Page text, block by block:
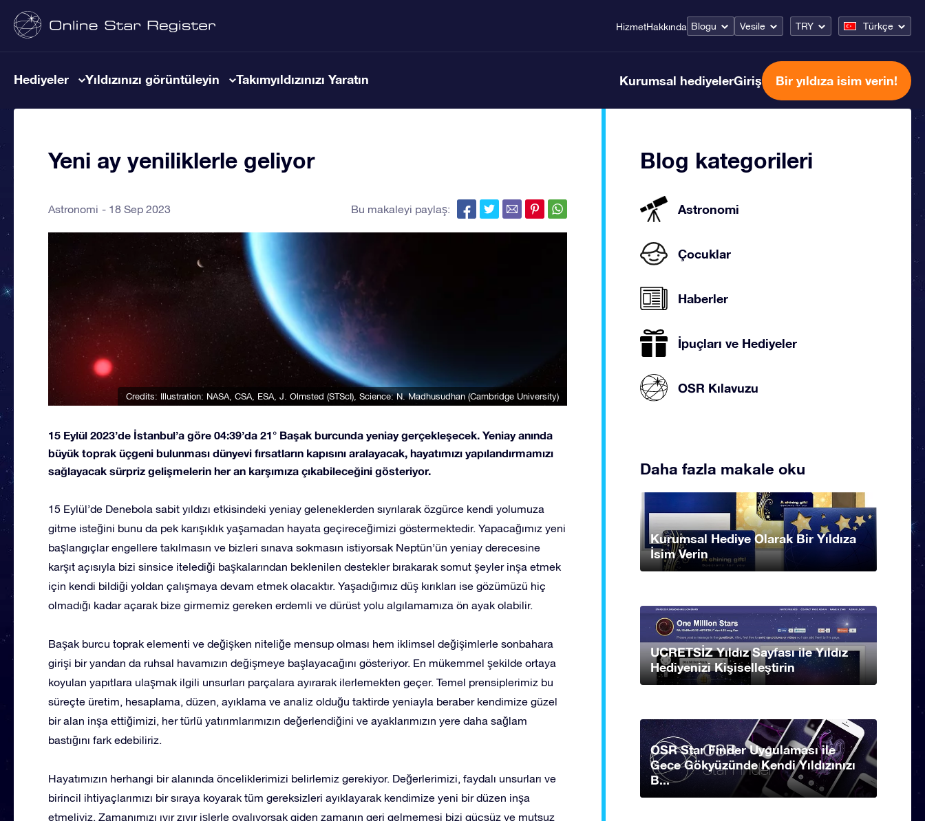
HizmetHakkında Blogu Vesile TRY Türkçe
Hediyeler Yıldızınızı görüntüleyin Takımyıldızınızı Yaratın Kurumsal hediyelerGiriş Bir yıldıza isim verin!
Yeni ay yeniliklerle geliyor
Astronomi 18 Sep 2023 Bu makaleyi paylaş:
Credits: Illustration: NASA, CSA, ESA, J. Olmsted (STScI), Science: N. Madhusudhan (Cambridge University)
15 Eylül 2023’de İstanbul’a göre 04:39’da 21° Başak burcunda yeniay gerçekleşecek. Yeniay anında
büyük toprak üçgeni bulunması dünyevi fırsatların kapısını aralayacak, hayatımızı yapılandırmamızı
sağlayacak sürpriz gelişmelerin her an karşımıza çıkabileceğini gösteriyor.
15 Eylül’de Denebola sabit yıldızı etkisindeki yeniay geleneklerden sıyrılarak özgürce kendi yolumuza
gitme isteğini bunu da pek karışıklık yaşamadan hayata geçireceğimizi göstermektedir. Yapacağımız yeni
başlangıçlar engellere takılmasın ve bizleri sınava sokmasın istiyorsak Neptün’ün yeniay derecesine
karşıt açısıyla bizi sinsice itelediği başkalarından beklenilen destekler bırakarak somut şeyler inşa etmek
için kendi bildiği yoldan çalışmaya devam etmek olacaktır. Yaşadığımız düş kırıkları ise gözümüzü hiç
olmadığı kadar açarak bize girmemiz gereken erdemli ve dürüst yolu algılamamıza ön ayak olabilir.
Başak burcu toprak elementi ve değişken niteliğe mensup olması hem iklimsel değişimlerle sonbahara
girişi bir yandan da ruhsal havamızın değişmeye başlayacağını gösteriyor. En mükemmel şekilde ortaya
koyulan yapıtlara ulaşmak ilgili unsurları parçalara ayırarak ilerlemekten geçer. Temel prensiplerimiz bu
süreçte üretim, hesaplama, düzen, ayıklama ve analiz olduğu taktirde yeniayla beraber kendimize güzel
bir alan inşa ettiğimizi, her türlü yatırımlarımızın değerlendiğini ve ayaklarımızın yere daha sağlam
bastığını fark edebiliriz.
Hayatımızın herhangi bir alanında önceliklerimizi belirlemiz gerekiyor. Değerlerimizi, faydalı unsurları ve
birincil ihtiyaçlarımızı bir sıraya koyarak tüm gereksizleri ayıklayarak kendimize yeni bir düzen inşa
etmeliyiz. Zamanımızı ıvır zıvır işlerle oyalıyorsak giden zamanın geri gelmemesi bizi güçsüz ve mutsuz
Blog kategorileri
Astronomi
Çocuklar
Haberler
İpuçları ve Hediyeler
OSR Kılavuzu
Daha fazla makale oku
Kurumsal Hediye Olarak Bir Yıldıza
İsim Verin
UCRETSİZ Yıldız Sayfası ile Yıldız
Hediyenizi Kişiselleştirin
OSR Star Finder Uygulaması ile
Gece Gökyüzünde Kendi Yıldızınızı
B...